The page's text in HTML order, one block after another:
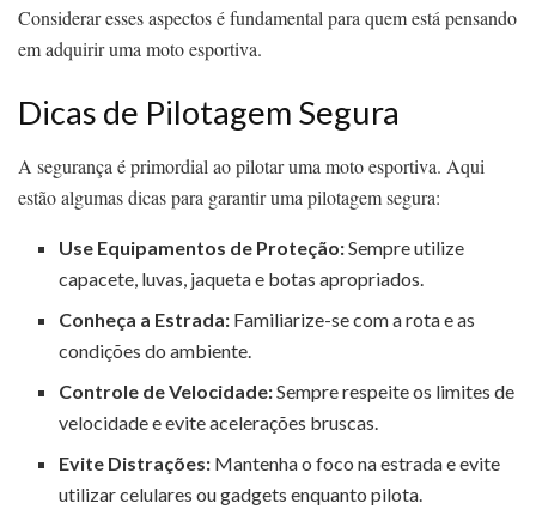
Considerar esses aspectos é fundamental para quem está pensando
em adquirir uma moto esportiva.
Dicas de Pilotagem Segura
A segurança é primordial ao pilotar uma moto esportiva. Aqui
estão algumas dicas para garantir uma pilotagem segura:
Use Equipamentos de Proteção:Sempre utilize
capacete, luvas, jaqueta e botas apropriados.
Conheça a Estrada: Familiarize-se com a rota e as
condições do ambiente.
Controle de Velocidade:Sempre respeite os limites de
velocidade e evite acelerações bruscas.
Evite Distrações: Mantenha o foco na estrada e evite
utilizar celulares ou gadgets enquanto pilota.